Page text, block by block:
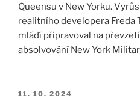
Queensu v New Yorku.
realitního developera Freda
mládí připravoval na
absolvování New York
PUBLIKOVÁNO
11. 10. 2024